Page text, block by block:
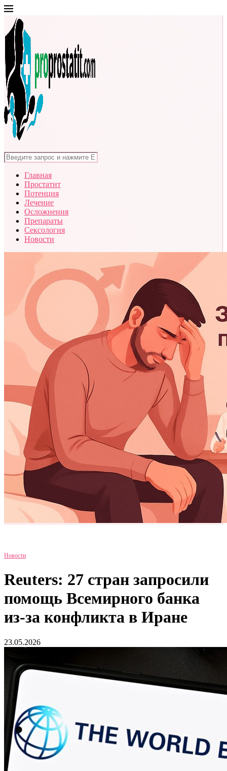
Главная
Простатит
Потенция
Лечение
Осложнения
Препараты
Сексология
Новости
Новости
Reuters: 27 стран запросили
помощь Всемирного банка
из-за конфликта в Иране
23.05.2026